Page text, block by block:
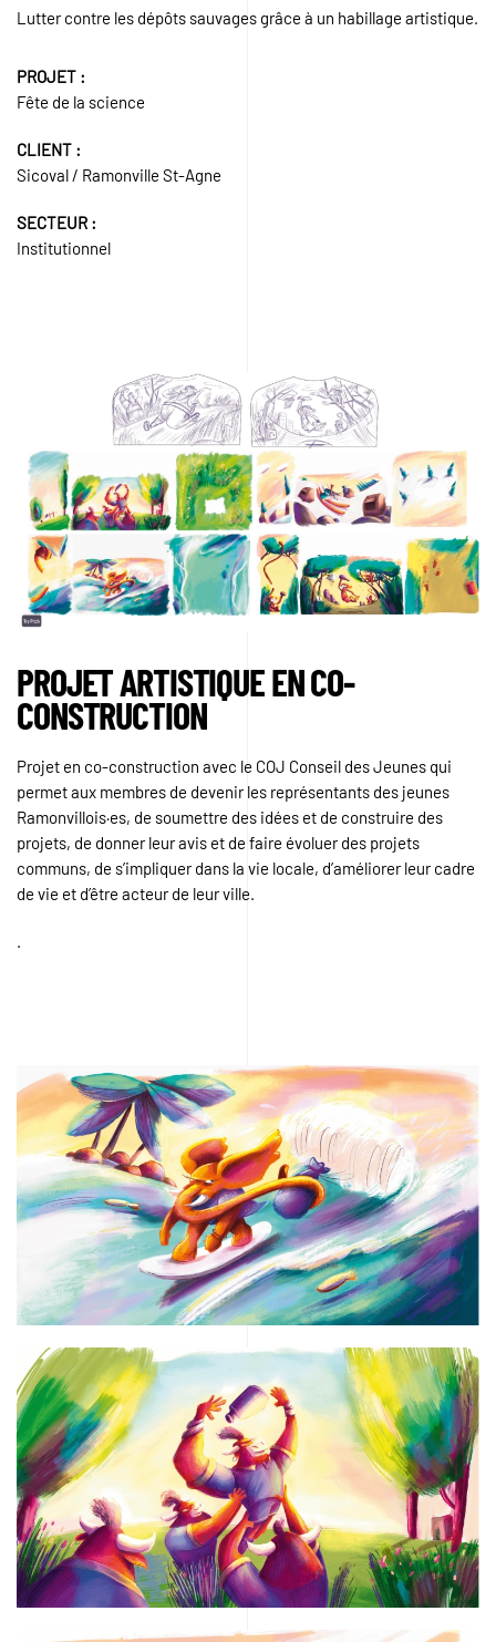
Lutter contre les dépôts sauvages grâce à un habillage artistique.
PROJET :
Fête de la science
CLIENT :
Sicoval / Ramonville St-Agne
SECTEUR :
Institutionnel
PROJET ARTISTIQUE EN CO-
CONSTRUCTION
Projet en co-construction avec le COJ Conseil des Jeunes qui
permet aux membres de devenir les représentants des jeunes
Ramonvillois·es, de soumettre des idées et de construire des
projets, de donner leur avis et de faire évoluer des projets
communs, de s’impliquer dans la vie locale, d’améliorer leur cadre
de vie et d’être acteur de leur ville.
.